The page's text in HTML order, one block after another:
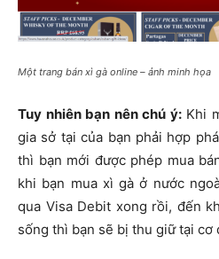
Một trang bán xì gà online – ảnh minh họa
Tuy nhiên bạn nên chú ý:Khi
gia sở tại của bạn phải hợp
thì bạn mới được phép mua
khi bạn mua xì gà ở nước
qua Visa Debit xong rồi, đến
sống thì bạn sẽ bị thu giữ tại cơ